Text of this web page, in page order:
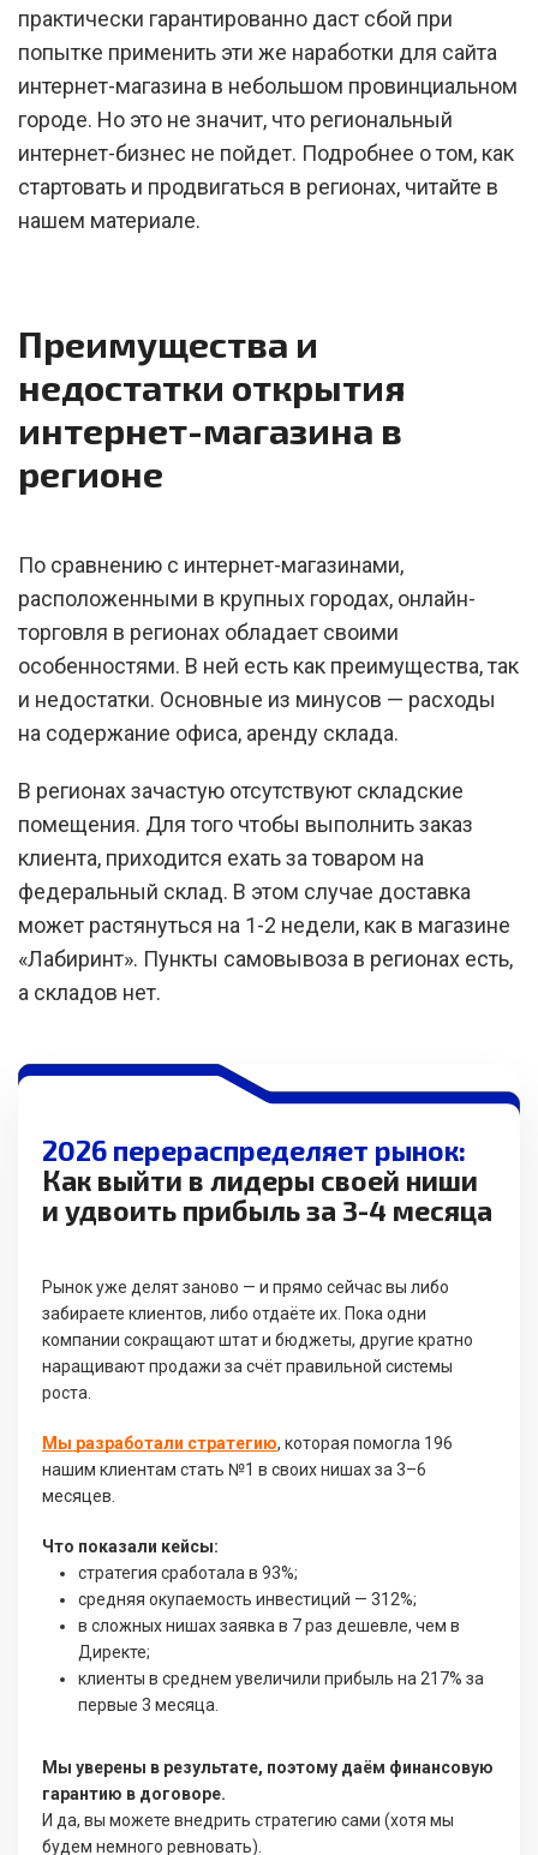
практически гарантированно даст сбой при
попытке применить эти же наработки для сайта
интернет-магазина в небольшом провинциальном
городе. Но это не значит, что региональный
интернет-бизнес не пойдет. Подробнее о том, как
стартовать и продвигаться в регионах, читайте в
нашем материале.
Преимущества и
недостатки открытия
интернет-магазина в
регионе
По сравнению с интернет-магазинами,
расположенными в крупных городах, онлайн-
торговля в регионах обладает своими
особенностями. В ней есть как преимущества, так
и недостатки. Основные из минусов — расходы
на содержание офиса, аренду склада.
В регионах зачастую отсутствуют складские
помещения. Для того чтобы выполнить заказ
клиента, приходится ехать за товаром на
федеральный склад. В этом случае доставка
может растянуться на 1-2 недели, как в магазине
«Лабиринт». Пункты самовывоза в регионах есть,
а складов нет.
2026 перераспределяет рынок:
Как выйти в лидеры своей ниши
и удвоить прибыль за 3-4 месяца
Рынок уже делят заново — и прямо сейчас вы либо
забираете клиентов, либо отдаёте их. Пока одни
компании сокращают штат и бюджеты, другие кратно
наращивают продажи за счёт правильной системы
роста.
Мы разработали стратегию, которая помогла 196
нашим клиентам стать №1 в своих нишах за 3–6
месяцев.
Что показали кейсы:
стратегия сработала в 93%;
средняя окупаемость инвестиций — 312%;
в сложных нишах заявка в 7 раз дешевле, чем в
Директе;
клиенты в среднем увеличили прибыль на 217% за
первые 3 месяца.
Мы уверены в результате, поэтому даём финансовую
гарантию в договоре.
И да, вы можете внедрить стратегию сами (хотя мы
будем немного ревновать).